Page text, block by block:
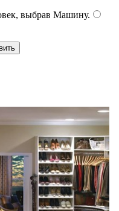
выбрав Машину.